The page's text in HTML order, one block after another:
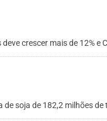
crescer mais de 12%
de soja de 182,2 milhões